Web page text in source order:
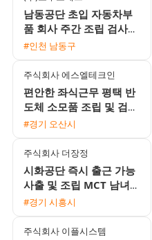
남동공단 초입 자동차부
품 회사 주간 조립 검사
도장 채용
#인천 남동구
주식회사 에스엘테크인
편안한 좌식근무 평택 반
도체 소모품 조립 및 검사
주간고정 채용 상여120%
#경기 오산시
주식회사 더장정
시화공단 즉시 출근 가능
사출 및 조립 MCT 남녀
생산직 채용
#경기 시흥시
주식회사 이플시스템